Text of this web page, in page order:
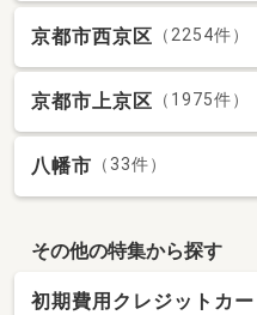
京都市西京区 （2254件）
京都市上京区 （1975件）
八幡市 （33件）
その他の特集から探す
初期費用クレジットカ